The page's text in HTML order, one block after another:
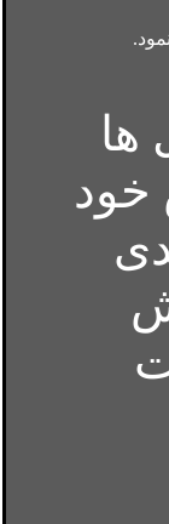
ها
خود